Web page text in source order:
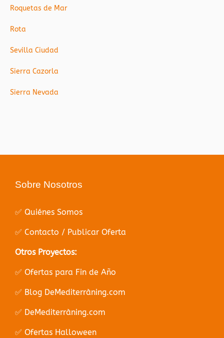
Roquetas de Mar
Rota
Sevilla Ciudad
Sierra Cazorla
Sierra Nevada
Sobre Nosotros
✅ Quiénes Somos
✅ Contacto / Publicar Oferta
Otros Proyectos:
✅ Ofertas para Fin de Año
✅ Blog DeMediterràning.com
✅ DeMediterràning.com
✅ Ofertas Halloween